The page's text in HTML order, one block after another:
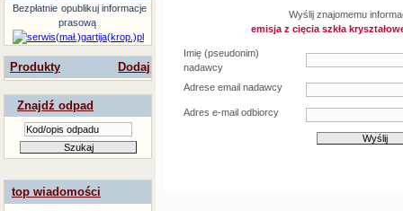
Bezpłatnie opublikuj informacje
prasową
Produkty Dodaj
Znajdź odpad
top wiadomości
Wyślij znajomemu
emisja z cięcia szkła
Imię (pseudonim)
nadawcy
Adrese email nadawcy
Adres e-mail odbiorcy